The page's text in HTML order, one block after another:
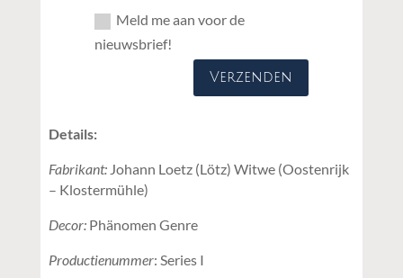
Meld me aan voor de
nieuwsbrief!
Verzenden
Details:
Fabrikant: Johann Loetz (Lötz) Witwe (Oostenrijk
– Klostermühle)
Decor: Phänomen Genre
Productienummer: Series I